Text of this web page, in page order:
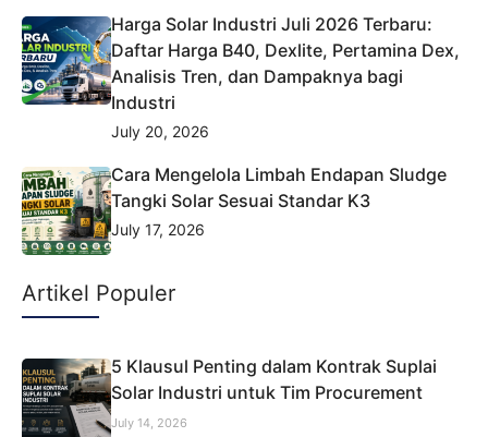
Harga Solar Industri Juli 2026 Terbaru:
Daftar Harga B40, Dexlite, Pertamina Dex,
Analisis Tren, dan Dampaknya bagi
Industri
July 20, 2026
Cara Mengelola Limbah Endapan Sludge
Tangki Solar Sesuai Standar K3
July 17, 2026
Artikel Populer
5 Klausul Penting dalam Kontrak Suplai
Solar Industri untuk Tim Procurement
July 14, 2026